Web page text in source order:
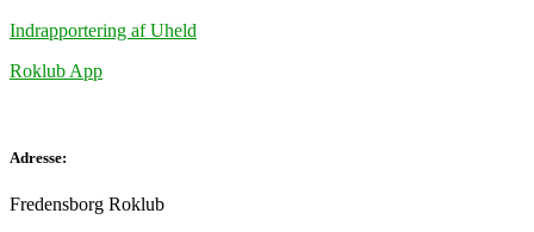
Indrapportering af Uheld
Roklub App
Adresse:
Fredensborg Roklub